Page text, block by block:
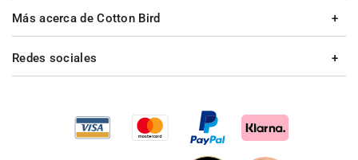
Más acerca de Cotton Bird
Redes sociales